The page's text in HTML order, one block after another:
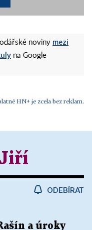
noviny mezi
na Google
HN+ je zcela bez reklam.
ODEBÍRAT
a úroky